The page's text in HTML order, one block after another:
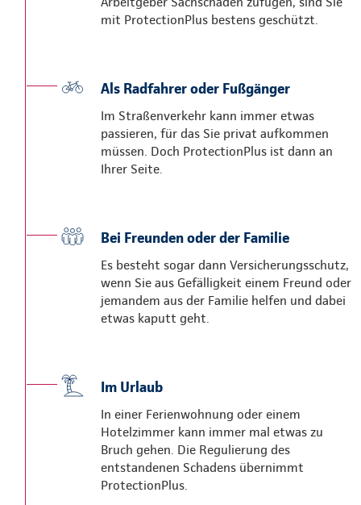
mit ProtectionPlus bestens geschützt.
Als Radfahrer oder Fußgänger
Im Straßenverkehr kann immer etwas
passieren, für das Sie privat aufkommen
müssen. Doch ProtectionPlus ist dann an
Ihrer Seite.
Bei Freunden oder der Familie
Es besteht sogar dann Versicherungsschutz,
wenn Sie aus Gefälligkeit einem Freund oder
jemandem aus der Familie helfen und dabei
etwas kaputt geht.
Im Urlaub
In einer Ferienwohnung oder einem
Hotelzimmer kann immer mal etwas zu
Bruch gehen. Die Regulierung des
entstandenen Schadens übernimmt
ProtectionPlus.